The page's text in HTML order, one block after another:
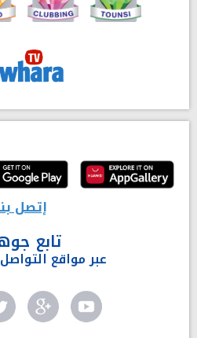
إتصل
تابع
عبر مواقع